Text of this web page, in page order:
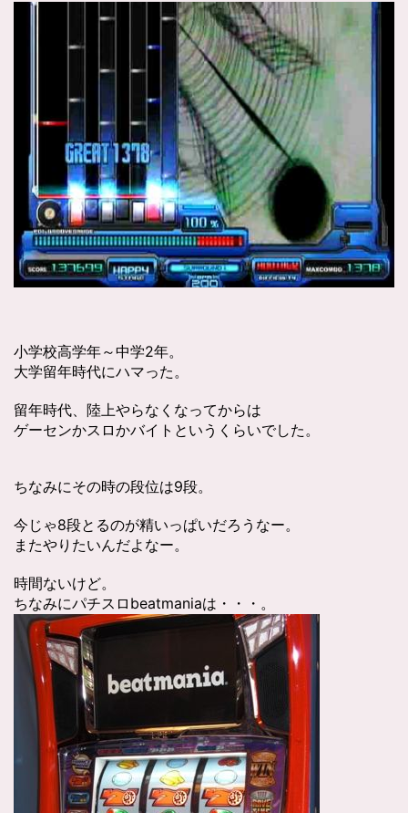
小学校高学年～中学2年。
大学留年時代にハマった。
留年時代、陸上やらなくなってからは
ゲーセンかスロかバイトというくらいでした。
ちなみにその時の段位は9段。
今じゃ8段とるのが精いっぱいだろうなー。
またやりたいんだよなー。
時間ないけど。
ちなみにパチスロbeatmaniaは・・・。